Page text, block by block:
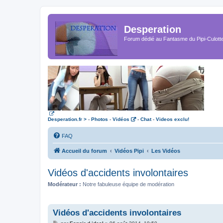
Desperation
Forum dédié au Fantasme du Pipi-
Desperation.fr > - Photos - Vidéos - Chat- Videos exclu!
FAQ
Accueil du forum Vidéos Pipi Les Vidéos
Vidéos d'accidents involontaires
Modérateur : Notre fabuleuse équipe de modération
Vidéos d'accidents involontaires